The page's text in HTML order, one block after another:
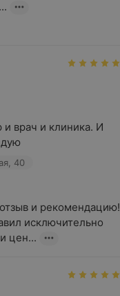
врач и клиника. И
40
и рекомендацию!
исключительно
цен...